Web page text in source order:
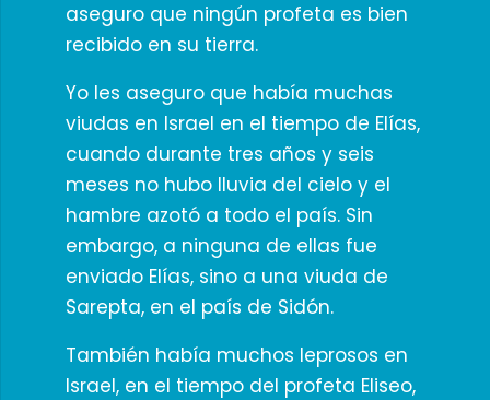
aseguro que ningún profeta es bien
recibido en su tierra.
Yo les aseguro que había muchas
viudas en Israel en el tiempo de Elías,
cuando durante tres años y seis
meses no hubo lluvia del cielo y el
hambre azotó a todo el país. Sin
embargo, a ninguna de ellas fue
enviado Elías, sino a una viuda de
Sarepta, en el país de Sidón.
También había muchos leprosos en
Israel, en el tiempo del profeta Eliseo,